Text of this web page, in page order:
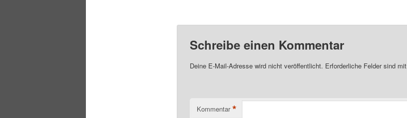
Schreibe einen Kommentar
Deine E-Mail-Adresse wird nicht veröffentlicht. Erforderliche Felder sind mit
Kommentar *